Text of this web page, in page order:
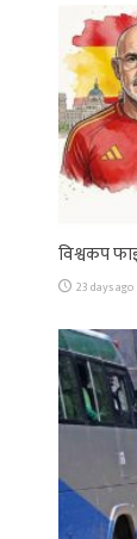
विश्वकप
23 days ago